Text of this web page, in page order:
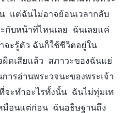
แต่ฉันไม่อาจย้อนเวลากลับ
กับหน้าที่ไหนเลย ฉันเลยแค่
ะรู้ตัว ฉันก็ใช้ชีวิตอยู่ใน
ผิดเสียแล้ว สภาวะของฉันแย่
ารอ่านพระวจนะของพระเจ้า
จะทำอะไรทั้งนั้น ฉันไม่ทุ่มเท
มือนแต่ก่อน ฉันอธิษฐานถึง